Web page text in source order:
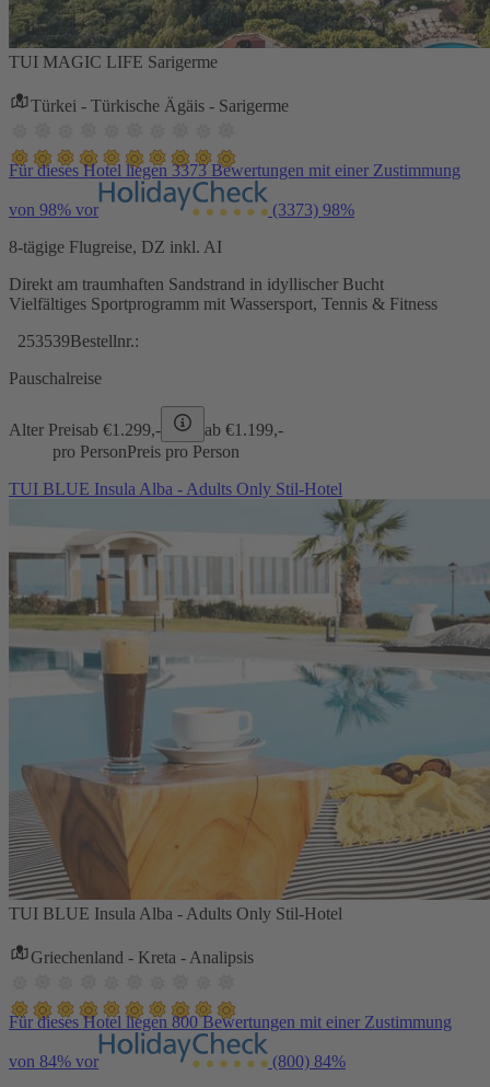
TUI MAGIC LIFE Sarigerme
Türkei - Türkische Ägäis - Sarigerme
Für dieses Hotel liegen 3373 Bewertungen mit einer Zustimmung
von 98% vor (3373) 98%
8-tägige Flugreise, DZ inkl. AI
Direkt am traumhaften Sandstrand in idyllischer Bucht
Vielfältiges Sportprogramm mit Wassersport, Tennis & Fitness
253539Bestellnr.:
Pauschalreise
Alter Preisab €1.299,- ab €1.199,-
pro PersonPreis pro Person
TUI BLUE Insula Alba - Adults Only Stil-Hotel
TUI BLUE Insula Alba - Adults Only Stil-Hotel
Griechenland - Kreta - Analipsis
Für dieses Hotel liegen 800 Bewertungen mit einer Zustimmung
von 84% vor (800) 84%